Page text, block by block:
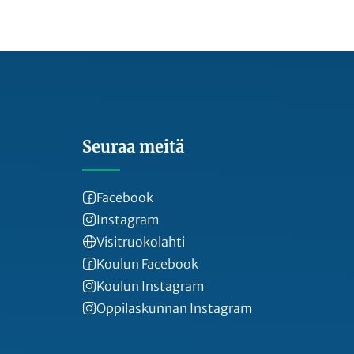
Seuraa meitä
Facebook
Instagram
Visitruokolahti
Koulun Facebook
Koulun Instagram
Oppilaskunnan Instagram